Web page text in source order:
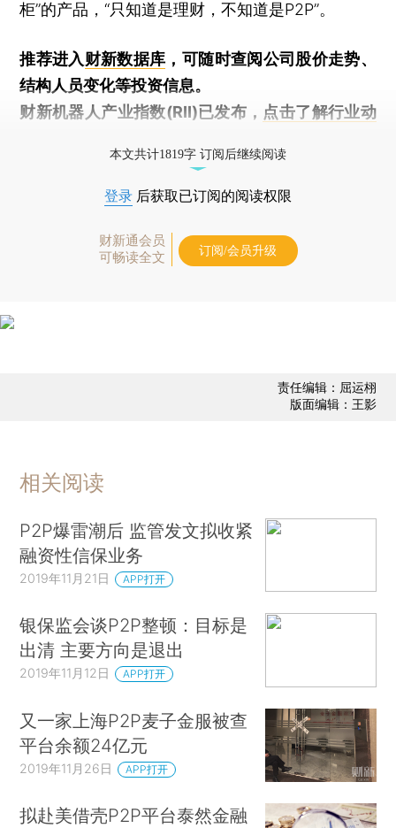
柜”的产品，“只知道是理财，不知道是P2P”。
推荐进入财新数据库 ，可随时查阅公司股价走势、
结构人员变化等投资信息。
财新机器人产业指数(RII)已发布， 点击了解行业动
本文共计1819字 订阅后继续阅读
登录 后获取已订阅的阅读权限
财新通会员
可畅读全文
订阅/会员升级
责任编辑：屈运栩
版面编辑：王影
相关阅读
P2P爆雷潮后 监管发文拟收紧
融资性信保业务
2019年11月21日 APP打开
银保监会谈P2P整顿：目标是
出清 主要方向是退出
2019年11月12日 APP打开
又一家上海P2P麦子金服被查
平台余额24亿元
2019年11月26日 APP打开
拟赴美借壳P2P平台泰然金融